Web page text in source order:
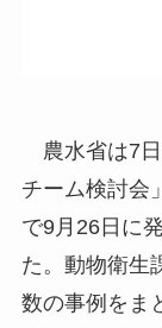
農水省は7日
チーム検討会
で9月26日に
た。動物衛生
数の事例をま